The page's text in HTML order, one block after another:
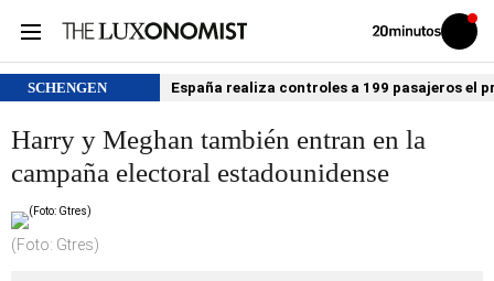
Volver
Iniciar
sesión
SCHENGEN España realiza controles a 199 pasajeros el
Harry y Meghan también entran en la
campaña electoral estadounidense
(Foto: Gtres)